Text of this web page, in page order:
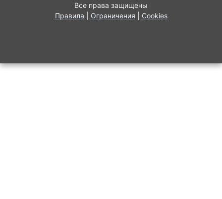
Все права защищены
Правила
Ограничения Cookies